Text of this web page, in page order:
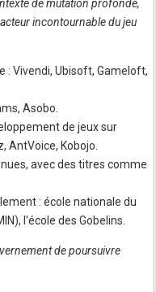
de mutation profonde,
incontournable du jeu
: Vivendi, Ubisoft, Gameloft,
Asobo.
de jeux sur
AntVoice, Kobojo.
avec des titres comme
: école nationale du
l'école des Gobelins.
de poursuivre